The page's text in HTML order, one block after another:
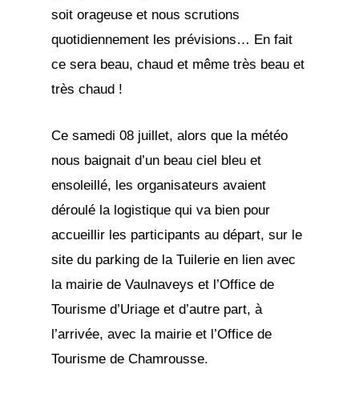
soit orageuse et nous scrutions
quotidiennement les prévisions… En fait
ce sera beau, chaud et même très beau et
très chaud !
Ce samedi 08 juillet, alors que la météo
nous baignait d’un beau ciel bleu et
ensoleillé, les organisateurs avaient
déroulé la logistique qui va bien pour
accueillir les participants au départ, sur le
site du parking de la Tuilerie en lien avec
la mairie de Vaulnaveys et l’Office de
Tourisme d’Uriage et d’autre part, à
l’arrivée, avec la mairie et l’Office de
Tourisme de Chamrousse.